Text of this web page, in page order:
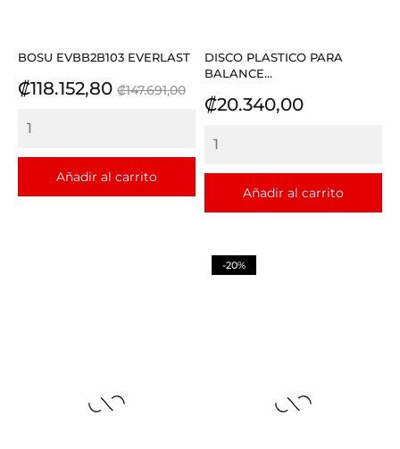
BOSU EVBB2B103 EVERLAST
Precio
₡118.152,80 Precio
₡147.691,00
Añadir al carrito
DISCO PLASTICO PARA
BALANCE...
Precio
₡20.340,00
Añadir al carrito
-20%